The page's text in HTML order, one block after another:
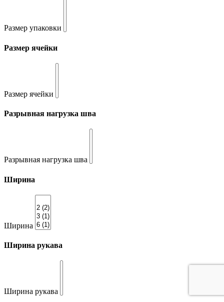
Размер упаковки
Размер ячейки
Размер ячейки
Разрывная нагрузка шва
Разрывная нагрузка шва
Ширина
Ширина
Ширина рукава
Ширина рукава